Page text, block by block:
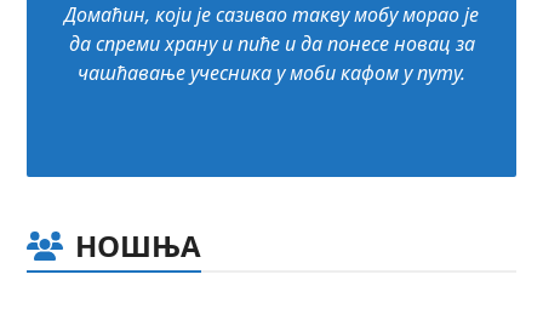
Домаћин, који је сазивао такву мобу морао је
да спреми храну и пиће и да понесе новац за
чашћавање учесника у моби кафом у путу.
НОШЊА